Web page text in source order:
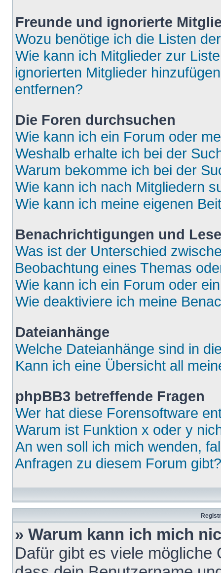
Freunde und ignorierte
Wozu benötige ich die Listen
Wie kann ich Mitglieder zur
ignorierten Mitglieder
entfernen?
Die Foren durchsuchen
Wie kann ich ein Forum oder
Weshalb erhalte ich bei der
Warum bekomme ich bei der
Wie kann ich nach Mitgliedern
Wie kann ich meine eigenen
Benachrichtigungen und
Was ist der Unterschied
Beobachtung eines Themas
Wie kann ich ein Forum oder
Wie deaktiviere ich meine
Dateianhänge
Welche Dateianhänge sind in
Kann ich eine Übersicht all
phpBB3 betreffende Fragen
Wer hat diese Forensoftware
Warum ist Funktion x oder y
An wen soll ich mich wenden,
Anfragen zu diesem Forum gibt?
» Warum kann ich mich
Dafür gibt es viele